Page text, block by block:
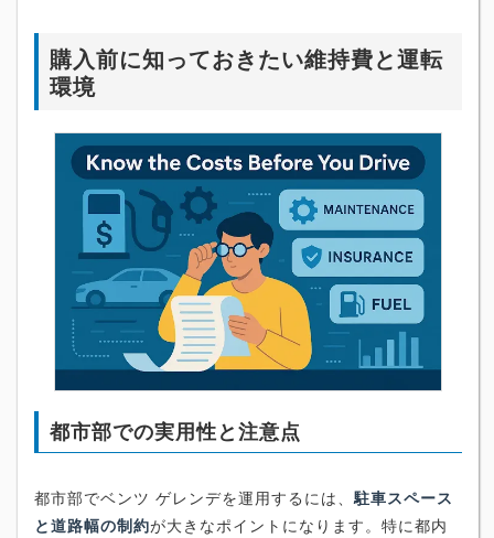
購入前に知っておきたい維持費と運転
環境
都市部での実用性と注意点
都市部でベンツ ゲレンデを運用するには、駐車スペース
と道路幅の制約が大きなポイントになります。特に都内